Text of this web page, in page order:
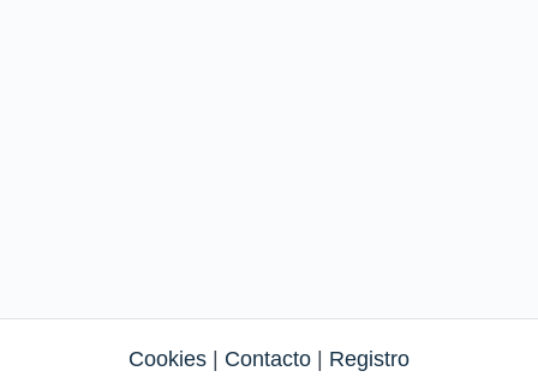
Cookies Contacto Registro